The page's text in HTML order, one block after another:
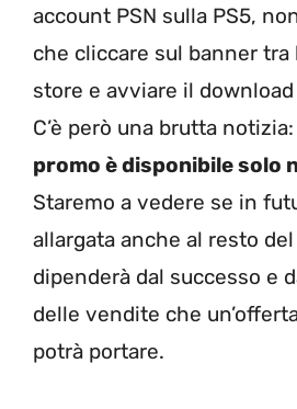
account PSN sulla PS5,
che cliccare sul banner tra
store e avviare il
C’è però una brutta
promo è disponibile solo
Staremo a vedere se in
allargata anche al resto
dipenderà dal successo e
delle vendite che
potrà portare.